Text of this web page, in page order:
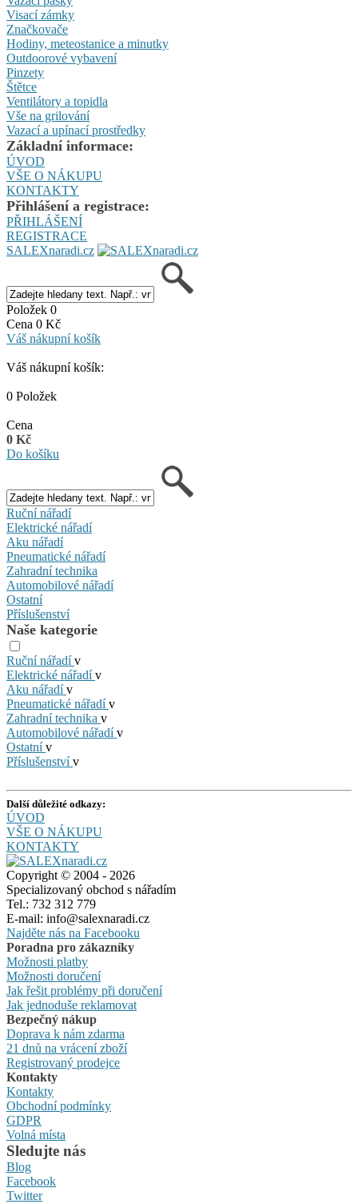
Visací zámky
Značkovače
Hodiny, meteostanice a minutky
Outdoorové vybavení
Pinzety
Štětce
Ventilátory a topidla
Vše na grilování
Vazací a upínací prostředky
Základní informace:
ÚVOD
VŠE O NÁKUPU
KONTAKTY
Přihlášení a registrace:
PŘIHLÁŠENÍ
REGISTRACE
SALEXnaradi.cz
Položek 0
Cena 0 Kč
Váš nákupní košík
Váš nákupní košík:
0 Položek
Cena
0 Kč
Do košíku
Ruční nářadí
Elektrické nářadí
Aku nářadí
Pneumatické nářadí
Zahradní technika
Automobilové nářadí
Ostatní
Příslušenství
Naše kategorie
Ruční nářadív
Elektrické nářadív
Aku nářadív
Pneumatické nářadív
Zahradní technika v
Automobilové nářadív
Ostatnív
Příslušenstvív
Další důležité odkazy:
ÚVOD
VŠE O NÁKUPU
KONTAKTY
Copyright © 2004 - 2026
Specializovaný obchod s nářadím
Tel.: 732 312 779
E-mail: info@salexnaradi.cz
Najděte nás na Facebooku
Poradna pro zákazníky
Možnosti platby
Možnosti doručení
Jak řešit problémy při doručení
Jak jednoduše reklamovat
Bezpečný nákup
Doprava k nám zdarma
21 dnů na vrácení zboží
Registrovaný prodejce
Kontakty
Kontakty
Obchodní podmínky
GDPR
Volná místa
Sledujte nás
Blog
Facebook
Twitter